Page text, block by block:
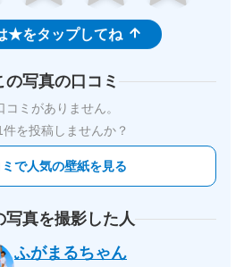
★をタップしてね
の写真の口コミ
コミがありません。
を投稿しませんか？
で人気の壁紙を見る
写真を撮影した人
ふがまるちゃん